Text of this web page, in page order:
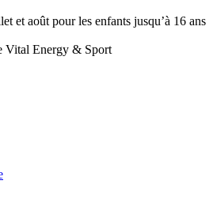
et août pour les enfants jusqu’à 16 ans
Vital Energy & Sport